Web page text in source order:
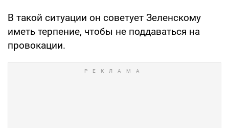
В такой ситуации он советует Зеленскому
иметь терпение, чтобы не поддаваться на
провокации.